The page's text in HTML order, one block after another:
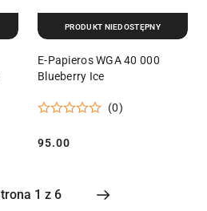
E-Papieros WGA 40 000
Blueberry Ice
(0)
Cena:
95.00
PRODUKT NIEDOSTĘPNY